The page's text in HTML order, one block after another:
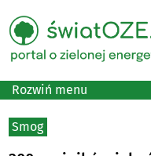
Rozwiń menu
Smog